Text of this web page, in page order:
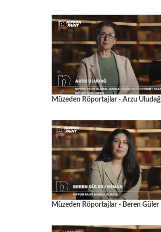
Müzeden Röportajlar - Arzu Uludağ
Müzeden Röportajlar - Beren Güler